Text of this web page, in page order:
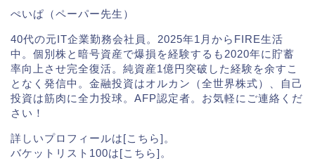
ぺいぱ（ペーパー先生）
40代の元IT企業勤務会社員。2025年1月からFIRE生活
中。個別株と暗号資産で爆損を経験するも2020年に貯蓄
率向上させ完全復活。純資産1億円突破した経験を余すこ
となく発信中。金融投資はオルカン（全世界株式）、自己
投資は筋肉に全力投球。AFP認定者。お気軽にご連絡くだ
さい！
詳しいプロフィールは[こちら]。
バケットリスト100は[こちら]。